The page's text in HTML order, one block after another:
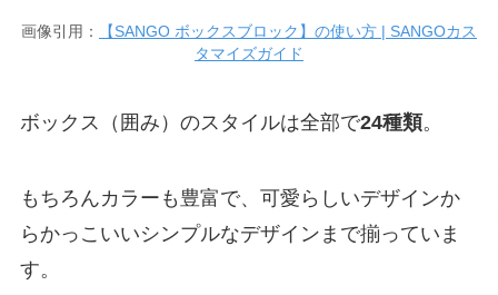
画像引用：
【SANGO ボックスブロック】の使い方 | SANGOカス
タマイズガイド
ボックス（囲み）のスタイルは全部で24種類。
もちろんカラーも豊富で、可愛らしいデザインか
らかっこいいシンプルなデザインまで揃っていま
す。